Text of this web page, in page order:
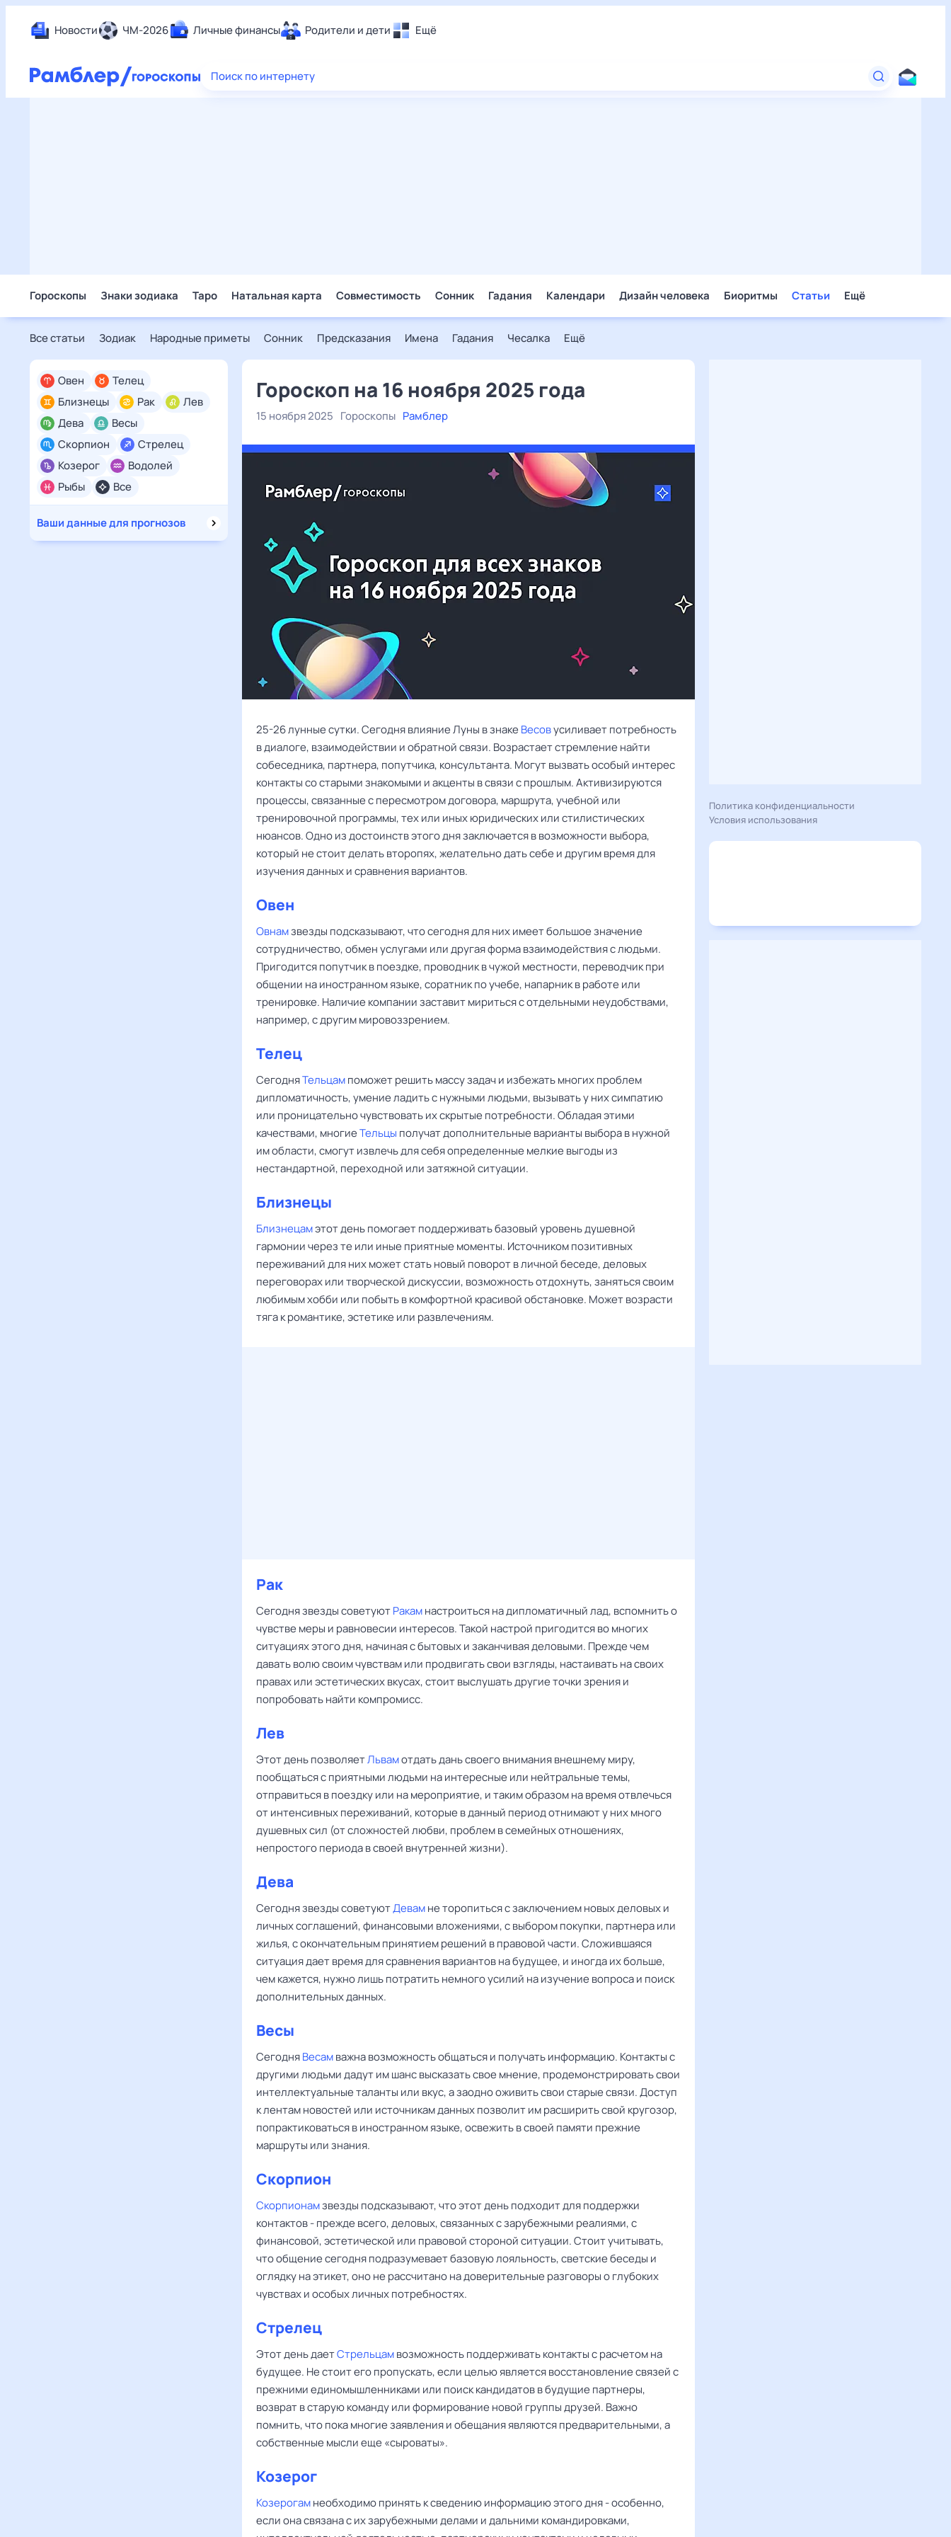
Новости ЧМ-2026 Личные финансы Родители и дети Ещё
Еда
Поиск по интернету
Гороскопы Знаки зодиака Таро Натальная карта Совместимость Сонник Гадания Календари Дизайн человека Биоритмы Статьи Ещё
Все статьи Зодиак Народные приметы Сонник Предсказания Имена Гадания Чесалка Ещё
Все
Овен
Телец
Близнецы
Рак
Лев
Дева
Весы
Скорпион
Стрелец
Козерог
Водолей
Рыбы
Ваши данные для прогнозов
Гороскоп на 16 ноября 2025 года
15 ноября 2025 Гороскопы Рамблер
25-26 лунные сутки. Сегодня влияние Луны в знаке Весовусиливает потребность
в диалоге, взаимодействии и обратной связи. Возрастает стремление найти
собеседника, партнера, попутчика, консультанта. Могут вызвать особый интерес
контакты со старыми знакомыми и акценты в связи с прошлым. Активизируются
процессы, связанные с пересмотром договора, маршрута, учебной или
тренировочной программы, тех или иных юридических или стилистических
нюансов. Одно из достоинств этого дня заключается в возможности выбора,
который не стоит делать второпях, желательно дать себе и другим время для
изучения данных и сравнения вариантов.
Овен
Овнамзвезды подсказывают, что сегодня для них имеет большое значение
сотрудничество, обмен услугами или другая форма взаимодействия с людьми.
Пригодится попутчик в поездке, проводник в чужой местности, переводчик при
общении на иностранном языке, соратник по учебе, напарник в работе или
тренировке. Наличие компании заставит мириться с отдельными неудобствами,
например, с другим мировоззрением.
Телец
СегодняТельцампоможет решить массу задач и избежать многих проблем
дипломатичность, умение ладить с нужными людьми, вызывать у них симпатию
или проницательно чувствовать их скрытые потребности. Обладая этими
качествами, многиеТельцы получат дополнительные варианты выбора в нужной
им области, смогут извлечь для себя определенные мелкие выгоды из
нестандартной, переходной или затяжной ситуации.
Близнецы
Близнецамэтот день помогает поддерживать базовый уровень душевной
гармонии через те или иные приятные моменты. Источником позитивных
переживаний для них может стать новый поворот в личной беседе, деловых
переговорах или творческой дискуссии, возможность отдохнуть, заняться своим
любимым хобби или побыть в комфортной красивой обстановке. Может возрасти
тяга к романтике, эстетике или развлечениям.
Рак
Сегодня звезды советуютРакамнастроиться на дипломатичный лад, вспомнить о
чувстве меры и равновесии интересов. Такой настрой пригодится во многих
ситуациях этого дня, начиная с бытовых и заканчивая деловыми. Прежде чем
давать волю своим чувствам или продвигать свои взгляды, настаивать на своих
правах или эстетических вкусах, стоит выслушать другие точки зрения и
попробовать найти компромисс.
Лев
Этот день позволяетЛьвамотдать дань своего внимания внешнему миру,
пообщаться с приятными людьми на интересные или нейтральные темы,
отправиться в поездку или на мероприятие, и таким образом на время отвлечься
от интенсивных переживаний, которые в данный период отнимают у них много
душевных сил (от сложностей любви, проблем в семейных отношениях,
непростого периода в своей внутренней жизни).
Дева
Сегодня звезды советуютДевамне торопиться с заключением новых деловых и
личных соглашений, финансовыми вложениями, с выбором покупки, партнера или
жилья, с окончательным принятием решений в правовой части. Сложившаяся
ситуация дает время для сравнения вариантов на будущее, и иногда их больше,
чем кажется, нужно лишь потратить немного усилий на изучение вопроса и поиск
дополнительных данных.
Весы
СегодняВесамважна возможность общаться и получать информацию. Контакты с
другими людьми дадут им шанс высказать свое мнение, продемонстрировать свои
интеллектуальные таланты или вкус, а заодно оживить свои старые связи. Доступ
к лентам новостей или источникам данных позволит им расширить свой кругозор,
попрактиковаться в иностранном языке, освежить в своей памяти прежние
маршруты или знания.
Скорпион
Скорпионамзвезды подсказывают, что этот день подходит для поддержки
контактов - прежде всего, деловых, связанных с зарубежными реалиями, с
финансовой, эстетической или правовой стороной ситуации. Стоит учитывать,
что общение сегодня подразумевает базовую лояльность, светские беседы и
оглядку на этикет, оно не рассчитано на доверительные разговоры о глубоких
чувствах и особых личных потребностях.
Стрелец
Этот день даетСтрельцамвозможность поддерживать контакты с расчетом на
будущее. Не стоит его пропускать, если целью является восстановление связей с
прежними единомышленниками или поиск кандидатов в будущие партнеры,
возврат в старую команду или формирование новой группы друзей. Важно
помнить, что пока многие заявления и обещания являются предварительными, а
собственные мысли еще «сыроваты».
Козерог
Козерогамнеобходимо принять к сведению информацию этого дня - особенно,
если она связана с их зарубежными делами и дальними командировками,
Политика конфиденциальности
Условия использования